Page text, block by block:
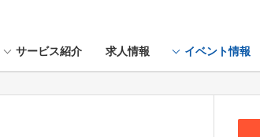
サービス紹介 求人情報 イベント情報